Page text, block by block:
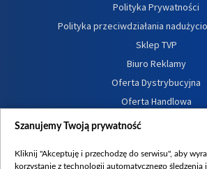
Polityka Prywatności
Polityka przeciwdziałania
Sklep TVP
Biuro Reklamy
Oferta Dystrybucyjna
Oferta Handlowa
Dostępność
Procedura zgłoszeń
Szanujemy Twoją prywatność
Kliknij "Akceptuję i przechodzę do serwisu", aby
korzystanie z technologii automatycznego śledzenia